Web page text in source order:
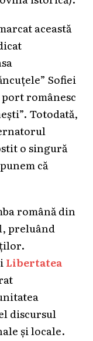
această
Sofiei
românesc
Totodată,
o singură
că
română din
preluând
Libertatea
discursul
și locale.